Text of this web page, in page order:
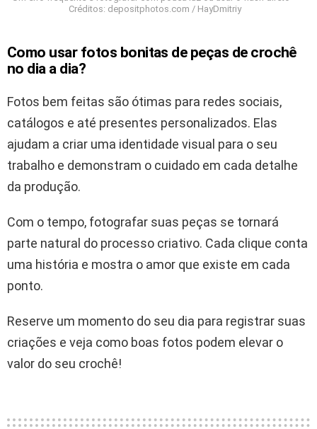
Créditos: depositphotos.com / HayDmitriy
Como usar fotos bonitas de peças de crochê
no dia a dia?
Fotos bem feitas são ótimas para redes sociais,
catálogos e até presentes personalizados. Elas
ajudam a criar uma identidade visual para o seu
trabalho e demonstram o cuidado em cada detalhe
da produção.
Com o tempo, fotografar suas peças se tornará
parte natural do processo criativo. Cada clique conta
uma história e mostra o amor que existe em cada
ponto.
Reserve um momento do seu dia para registrar suas
criações e veja como boas fotos podem elevar o
valor do seu crochê!